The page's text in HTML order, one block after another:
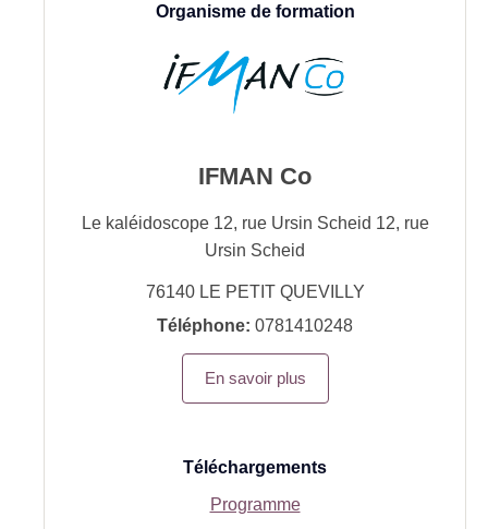
Organisme de formation
IFMAN Co
Le kaléidoscope 12, rue Ursin Scheid 12, rue
Ursin Scheid
76140 LE PETIT QUEVILLY
Téléphone: 0781410248
En savoir plus
Téléchargements
Programme